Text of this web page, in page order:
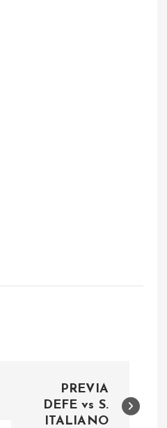
PREVIA
DEFE vs S.
ITALIANO